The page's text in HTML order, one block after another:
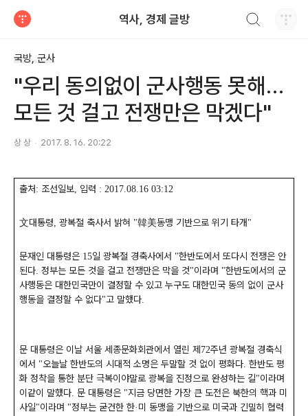
역사, 경제 글방
국방, 군사
"우리 동의없이 군사행동 못해…
모든 것 걸고 전쟁만은 막겠다"
상 상 2017. 8. 16. 20:22
출처: 조선일보, 입력 : 2017.08.16 03:12
文대통령 광복절 축사서 밝혀 "韓美동맹 기반으로 위기 타개"
문재인 대통령은 15일 광복절 경축사에서 "한반도에서 또다시 전쟁은 안
된다. 정부는 모든 것을 걸고 전쟁만은 막을 것"이라며 "한반도에서의 군
사행동은 대한민국만이 결정할 수 있고 누구도 대한민국 동의 없이 군사
행동을 결정할 수 없다"고 말했다.
문 대통령은 이날 서울 세종문화회관에서 열린 제 72주년 광복절 경축식
에서 "오늘날 한반도의 시대적 소명은 두말할 것 없이 평화다. 한반도 평
화 정착을 통한 분단 극복이야말로 광복을 진정으로 완성하는 길"이라며
이같이 말했다. 문 대통령은 "지금 당면한 가장 큰 도전은 북한의 핵과 미
사일"이라며 "정부는 굳건한 한· 미 동맹을 기반으로 미국과 긴밀히 협력